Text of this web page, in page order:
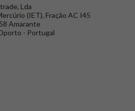
Lda
(IET), Fração AC I45
Amarante
- Portugal